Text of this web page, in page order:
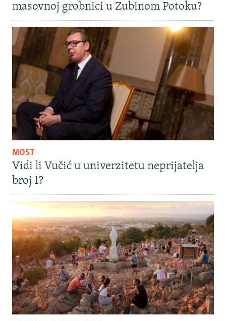
masovnoj grobnici u Zubinom Potoku?
MOST
Vidi li Vučić u univerzitetu neprijatelja
broj 1?